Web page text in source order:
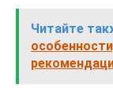
Читайте